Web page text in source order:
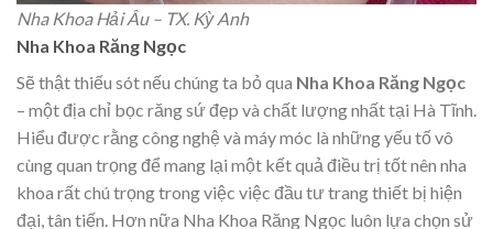
Nha Khoa Hải Âu – TX. Kỳ Anh
Nha Khoa Răng Ngọc
Sẽ thật thiếu sót nếu chúng ta bỏ qua Nha Khoa Răng Ngọc
– một địa chỉ bọc răng sứ đẹp và chất lượng nhất tại Hà Tĩnh.
Hiểu được rằng công nghệ và máy móc là những yếu tố vô
cùng quan trọng để mang lại một kết quả điều trị tốt nên nha
khoa rất chú trọng trong việc việc đầu tư trang thiết bị hiện
đại, tân tiến. Hơn nữa Nha Khoa Răng Ngọc luôn lựa chọn sử